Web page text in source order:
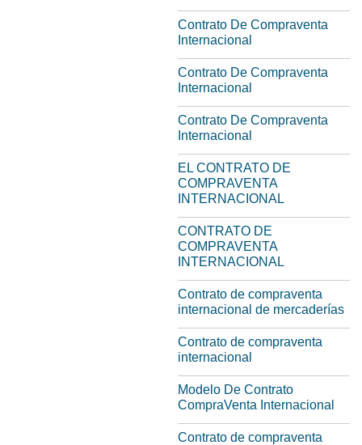
Contrato De Compraventa
Internacional
Contrato De Compraventa
Internacional
Contrato De Compraventa
Internacional
EL CONTRATO DE
COMPRAVENTA
INTERNACIONAL
CONTRATO DE
COMPRAVENTA
INTERNACIONAL
Contrato de compraventa
internacional de mercaderías
Contrato de compraventa
internacional
Modelo De Contrato
CompraVenta Internacional
Contrato de compraventa